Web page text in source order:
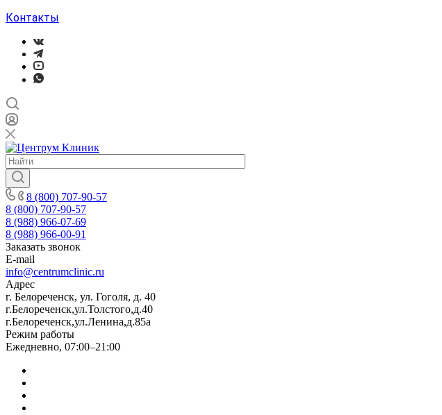
Контакты
8 (800) 707-90-57
8 (800) 707-90-57
8 (988) 966-07-69
8 (988) 966-00-91
Заказать звонок
E-mail
info@centrumclinic.ru
Адрес
г. Белореченск, ул. Гоголя, д. 40
г.Белореченск,ул.Толстого,д.40
г.Белореченск,ул.Ленина,д.85а
Режим работы
Ежедневно, 07:00–21:00